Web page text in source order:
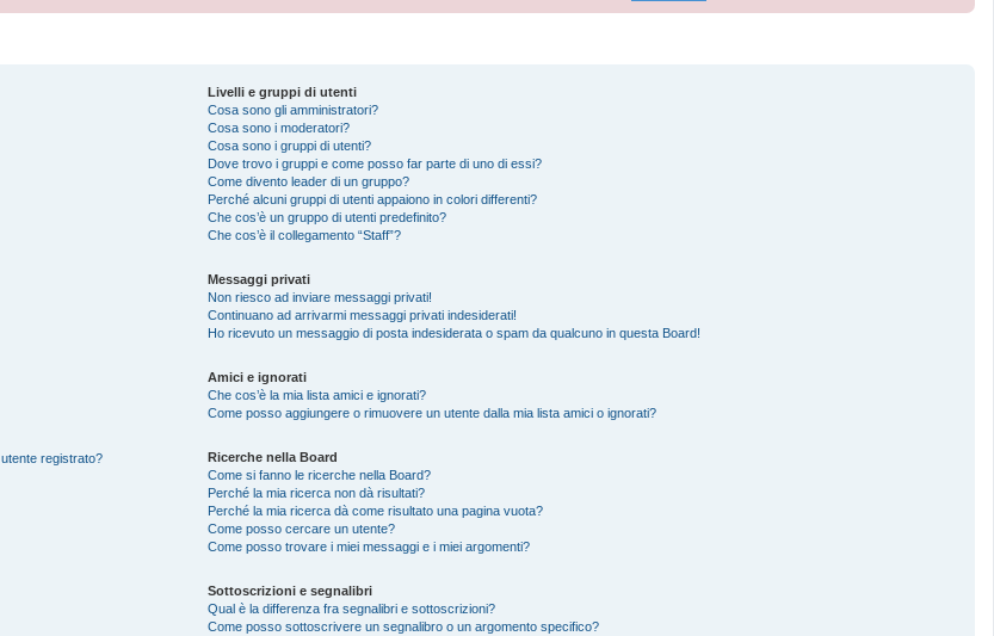
registrato?
Livelli e gruppi di utenti
Cosa sono gli amministratori?
Cosa sono i moderatori?
Cosa sono i gruppi di utenti?
Dove trovo i gruppi e come posso far parte di uno di essi?
Come divento leader di un gruppo?
Perché alcuni gruppi di utenti appaiono in colori differenti?
Che cos’è un gruppo di utenti predefinito?
Che cos’è il collegamento “Staff”?
Messaggi privati
Non riesco ad inviare messaggi privati!
Continuano ad arrivarmi messaggi privati indesiderati!
Ho ricevuto un messaggio di posta indesiderata o spam da qualcuno in questa Board!
Amici e ignorati
Che cos’è la mia lista amici e ignorati?
Come posso aggiungere o rimuovere un utente dalla mia lista amici o ignorati?
Ricerche nella Board
Come si fanno le ricerche nella Board?
Perché la mia ricerca non dà risultati?
Perché la mia ricerca dà come risultato una pagina vuota?
Come posso cercare un utente?
Come posso trovare i miei messaggi e i miei argomenti?
Sottoscrizioni e segnalibri
Qual è la differenza fra segnalibri e sottoscrizioni?
Come posso sottoscrivere un segnalibro o un argomento specifico?